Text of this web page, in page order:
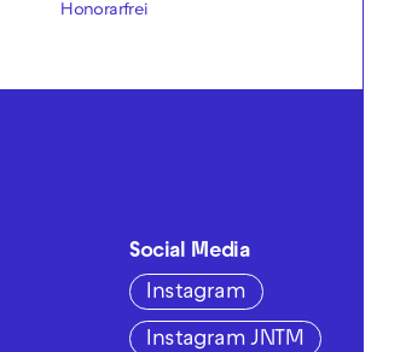
Honorarfrei
Social Media
Instagram
Instagram JNTM